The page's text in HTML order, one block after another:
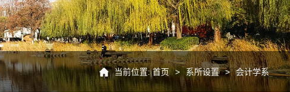
当前位置:首页 > 系所设置 > 会计学系